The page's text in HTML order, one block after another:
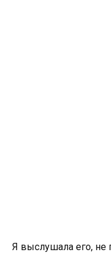
Я выслушала его, не